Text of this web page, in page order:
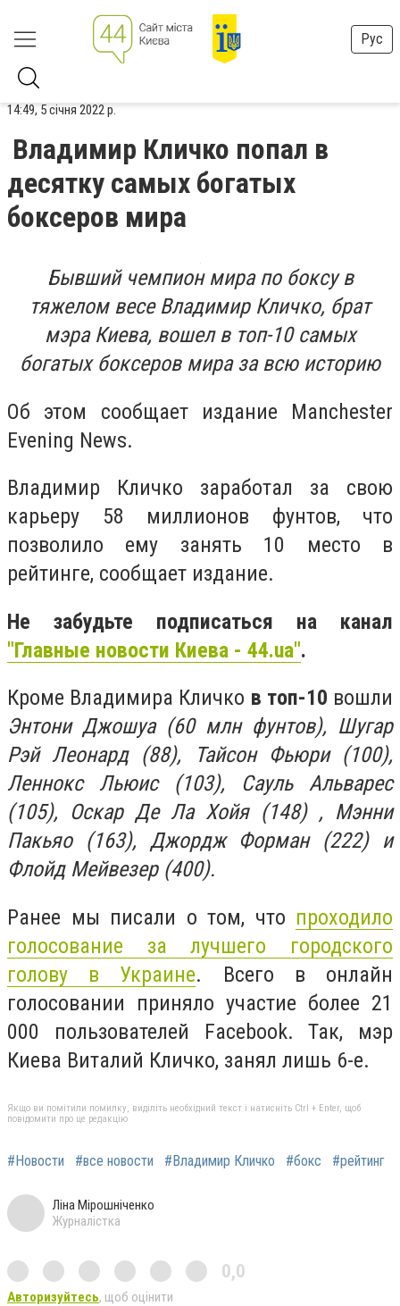
Рус
14:49, 5 січня 2022 р.
Владимир Кличко попал в
десятку самых богатых
боксеров мира
Бывший чемпион мира по боксу в
тяжелом весе Владимир Кличко, брат
мэра Киева, вошел в топ-10 самых
богатых боксеров мира за всю историю
Об этом сообщает издание Manchester
Evening News.
Владимир Кличко заработал за свою
карьеру 58 миллионов фунтов, что
позволило ему занять 10 место в
рейтинге, сообщает издание.
Не забудьте подписаться на канал
"Главные новости Киева - 44.ua".
Кроме Владимира Кличко в топ-10 вошли
Энтони Джошуа (60 млн фунтов), Шугар
Рэй Леонард (88), Тайсон Фьюри (100),
Леннокс Льюис (103), Сауль Альварес
(105), Оскар Де Ла Хойя (148) , Мэнни
Пакьяо (163), Джордж Форман (222) и
Флойд Мейвезер (400).
Ранее мы писали о том, что проходило
голосование за лучшего городского
голову в Украине. Всего в онлайн
голосовании приняло участие более 21
000 пользователей Facebook. Так, мэр
Киева Виталий Кличко, занял лишь 6-е.
Якщо ви помітили помилку, виділіть необхідний текст і натисніть Ctrl + Enter, щоб
повідомити про це редакцію
#Новости #все новости #Владимир Кличко #бокс #рейтинг
Ліна Мірошніченко
Журналістка
0,0
Авторизуйтесь, щоб оцінити